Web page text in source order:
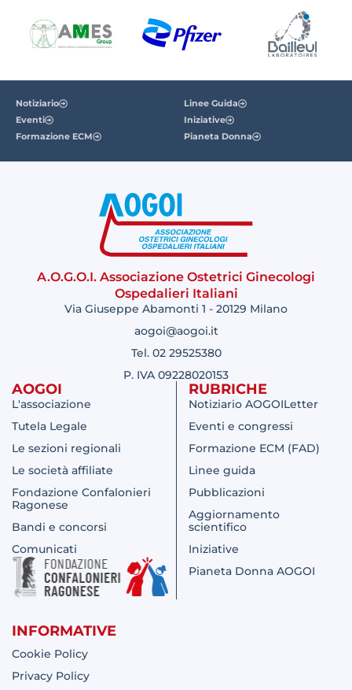
Notiziario
Eventi
Formazione ECM
Linee Guida
Iniziative
Pianeta Donna
A.O.G.O.I. Associazione Ostetrici Ginecologi
Ospedalieri Italiani
Via Giuseppe Abamonti 1 - 20129 Milano
aogoi@aogoi.it
Tel. 02 29525380
P. IVA 09228020153
AOGOI
L'associazione
Tutela Legale
Le sezioni regionali
Le società affiliate
Fondazione Confalonieri
Ragonese
Bandi e concorsi
Comunicati
RUBRICHE
Notiziario AOGOILetter
Eventi e congressi
Formazione ECM (FAD)
Linee guida
Pubblicazioni
Aggiornamento
scientifico
Iniziative
Pianeta Donna AOGOI
INFORMATIVE
Cookie Policy
Privacy Policy